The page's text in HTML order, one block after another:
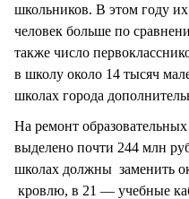
школьников. В этом году
человек больше по
также число
в школу около 14 тысяч
школах города
На ремонт
выделено почти 244 млн
школах должны заменить
кровлю, в 21 — учебные